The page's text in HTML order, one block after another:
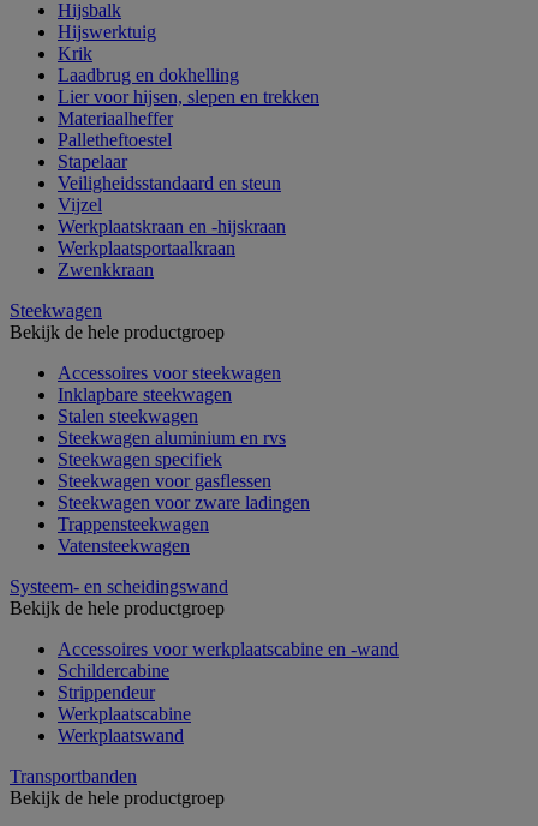
Hijsbalk
Hijswerktuig
Krik
Laadbrug en dokhelling
Lier voor hijsen, slepen en trekken
Materiaalheffer
Palletheftoestel
Stapelaar
Veiligheidsstandaard en steun
Vijzel
Werkplaatskraan en -hijskraan
Werkplaatsportaalkraan
Zwenkkraan
Steekwagen
Bekijk de hele productgroep
Accessoires voor steekwagen
Inklapbare steekwagen
Stalen steekwagen
Steekwagen aluminium en rvs
Steekwagen specifiek
Steekwagen voor gasflessen
Steekwagen voor zware ladingen
Trappensteekwagen
Vatensteekwagen
Systeem- en scheidingswand
Bekijk de hele productgroep
Accessoires voor werkplaatscabine en -wand
Schildercabine
Strippendeur
Werkplaatscabine
Werkplaatswand
Transportbanden
Bekijk de hele productgroep